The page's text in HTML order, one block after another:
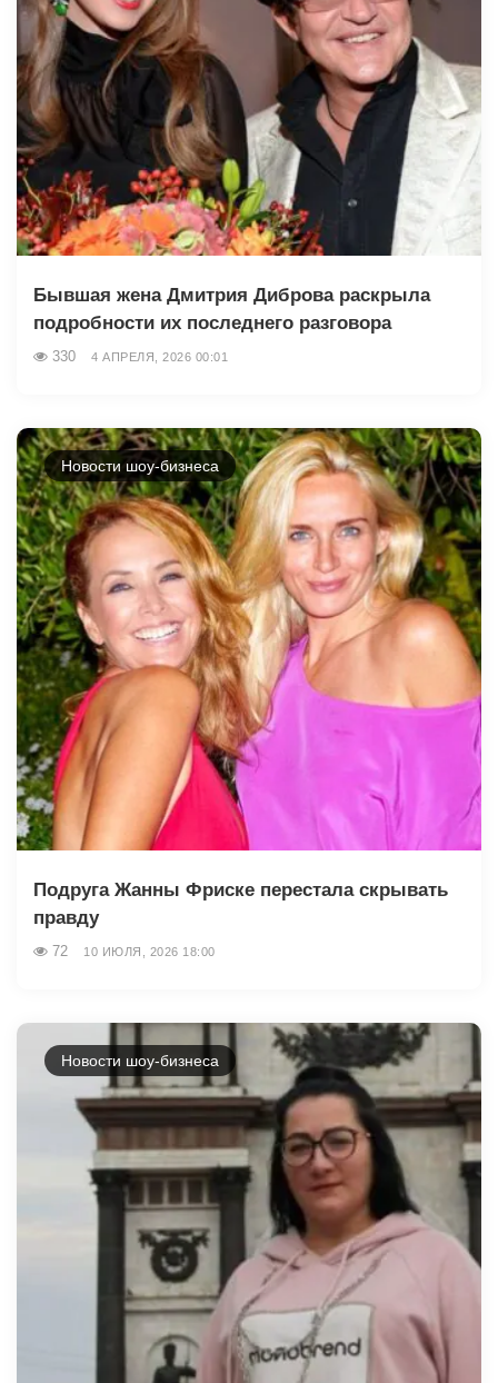
Бывшая жена Дмитрия Диброва раскрыла
подробности их последнего разговора
330 4 АПРЕЛЯ, 2026 00:01
Новости шоу-бизнеса
Подруга Жанны Фриске перестала скрывать
правду
72 10 ИЮЛЯ, 2026 18:00
Новости шоу-бизнеса